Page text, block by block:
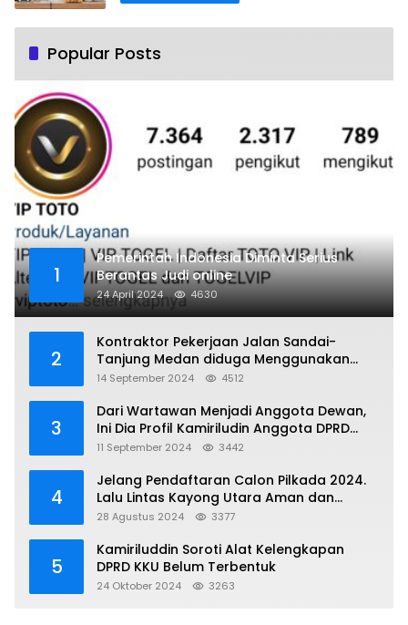
Popular Posts
1
Pemerintah Indonesia Diminta Serius
Berantas Judi online
24 April 2024 4630
2
Kontraktor Pekerjaan Jalan Sandai-
Tanjung Medan diduga Menggunakan
Matrial Tanah tak Berizin Resmi
14 September 2024 4512
3
Dari Wartawan Menjadi Anggota Dewan,
Ini Dia Profil Kamiriludin Anggota DPRD
Dapil 1 KKU
11 September 2024 3442
4
Jelang Pendaftaran Calon Pilkada 2024.
Lalu Lintas Kayong Utara Aman dan
Kondusif
28 Agustus 2024 3377
5
Kamiriluddin Soroti Alat Kelengkapan
DPRD KKU Belum Terbentuk
24 Oktober 2024 3263